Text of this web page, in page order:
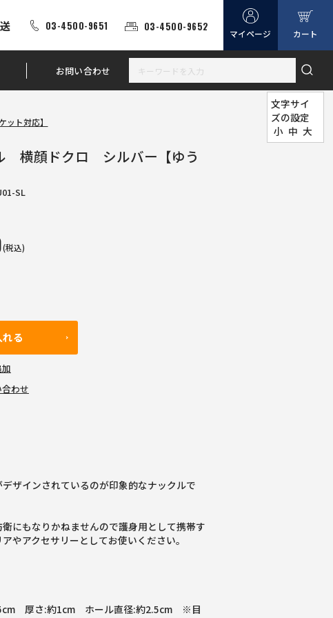
03-4500-9651 03-4500-9652
マイページ カート
お問い合わせ
ト対応】
横顔ドクロ シルバー【ゆう
SL
(税込)
る
わせ
ザインされているのが印象的なナックルで
にもなりかねませんので護身用として携帯す
やアクセサリーとしてお使いください。
厚さ:約1cm ホール直径:約2.5cm ※目
文字サイ
ズの設定
小 中 大